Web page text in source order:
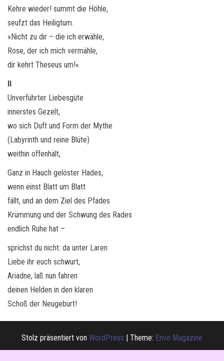
Kehre wieder! summt die Höhle,
seufzt das Heiligtum.
»Nicht zu dir – die ich erwähle,
Rose, der ich mich vermähle,
dir kehrt Theseus um!«
II
Unverführter Liebesgüte
innerstes Gezelt,
wo sich Duft und Form der Mythe
(Labyrinth und reine Blüte)
weithin offenhält,
Ganz in Hauch gelöster Hades,
wenn einst Blatt um Blatt
fällt, und an dem Ziel des Pfades
Krümmung und der Schwung des Rades
endlich Ruhe hat –
sprichst du nicht: da unter Laren
Liebe ihr euch schwurt,
Ariadne, laß nun fahren
deinen Helden in den klaren
Schoß der Neugeburt!
Stolz präsentiert von WordPress | Theme: Envo Magazine